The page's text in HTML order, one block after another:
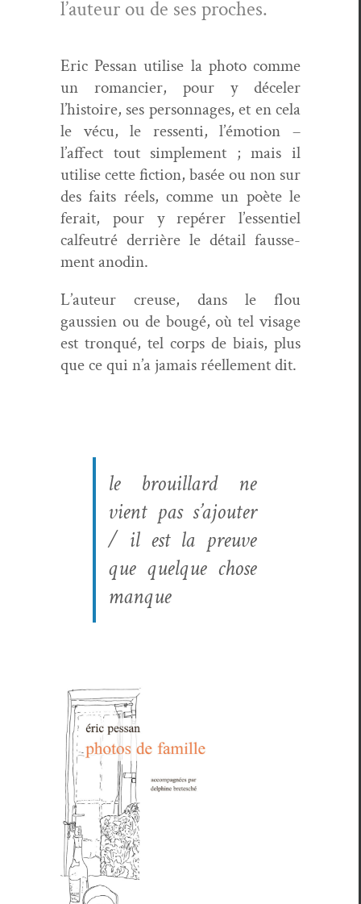
l’auteur ou de ses proches.
Eric Pes­san utilise la pho­to comme
un romanci­er, pour y décel­er
l’histoire, ses per­son­nages, et en cela
le vécu, le ressen­ti, l’émotion –
l’affect tout sim­ple­ment ; mais il
utilise cette fic­tion, basée ou non sur
des faits réels, comme un poète le
ferait, pour y repér­er l’essentiel
calfeu­tré der­rière le détail fausse­
ment anodin.
L’auteur creuse, dans le flou
gaussien ou de bougé, où tel vis­age
est tron­qué, tel corps de biais, plus
que ce qui n’a jamais réelle­ment dit.
le brouil­lard ne
vient pas s’ajouter
/ il est la preuve
que quelque chose
manque